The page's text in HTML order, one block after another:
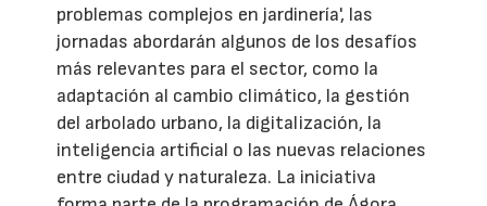
problemas complejos en jardinería', las
jornadas abordarán algunos de los desafíos
más relevantes para el sector, como la
adaptación al cambio climático, la gestión
del arbolado urbano, la digitalización, la
inteligencia artificial o las nuevas relaciones
entre ciudad y naturaleza. La iniciativa